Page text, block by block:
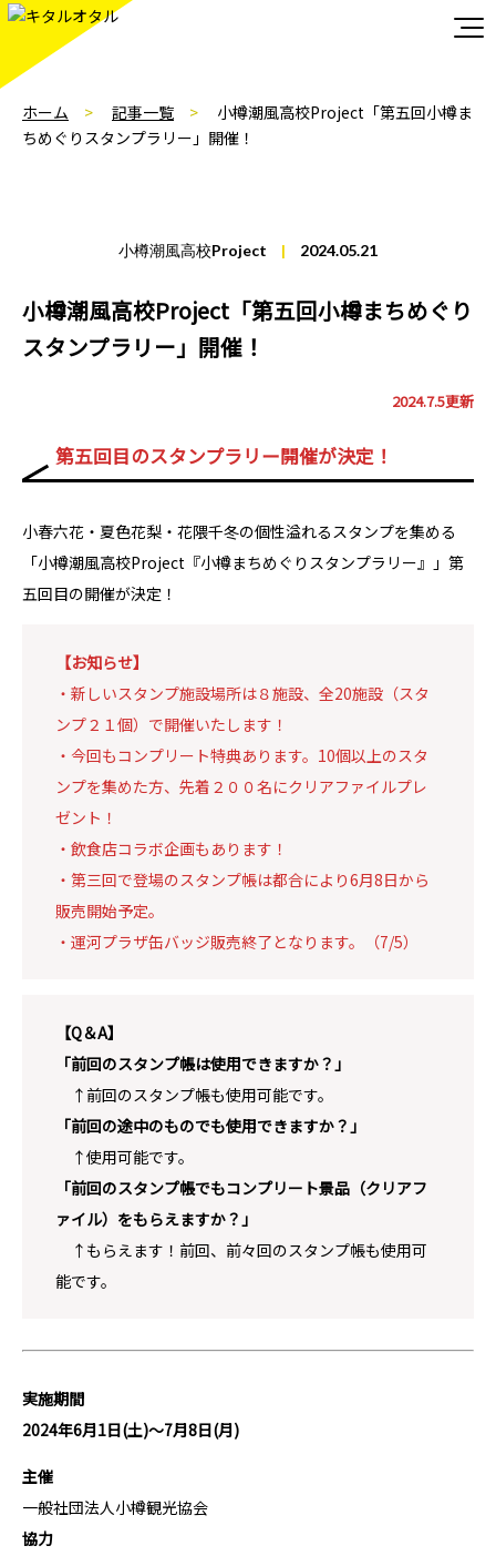
ホーム 記事一覧
小樽潮風高校Project「第五回小樽ま
ちめぐりスタンプラリー」開催！
小樽潮風高校Project | 2024.05.21
小樽潮風高校Project「第五回小樽まちめぐり
スタンプラリー」開催！
2024.7.5更新
第五回目のスタンプラリー開催が決定！
小春六花・夏色花梨・花隈千冬の個性溢れるスタンプを集める
「小樽潮風高校Project『小樽まちめぐりスタンプラリー』」第
五回目の開催が決定！
【お知らせ】
・新しいスタンプ施設場所は８施設、全20施設（スタ
ンプ２１個）で開催いたします！
・今回もコンプリート特典あります。10個以上のスタ
ンプを集めた方、先着２００名にクリアファイルプレ
ゼント！
・飲食店コラボ企画もあります！
・第三回で登場のスタンプ帳は都合により6月8日から
販売開始予定。
・運河プラザ缶バッジ販売終了となります。（7/5）
【Q＆A】
「前回のスタンプ帳は使用できますか？」
↑前回のスタンプ帳も使用可能です。
「前回の途中のものでも使用できますか？」
↑使用可能です。
「前回のスタンプ帳でもコンプリート景品（クリアフ
ァイル）をもらえますか？」
↑もらえます！前回、前々回のスタンプ帳も使用可
能です。
実施期間
2024年6月1日(土)～7月8日(月)
主催
一般社団法人小樽観光協会
協力